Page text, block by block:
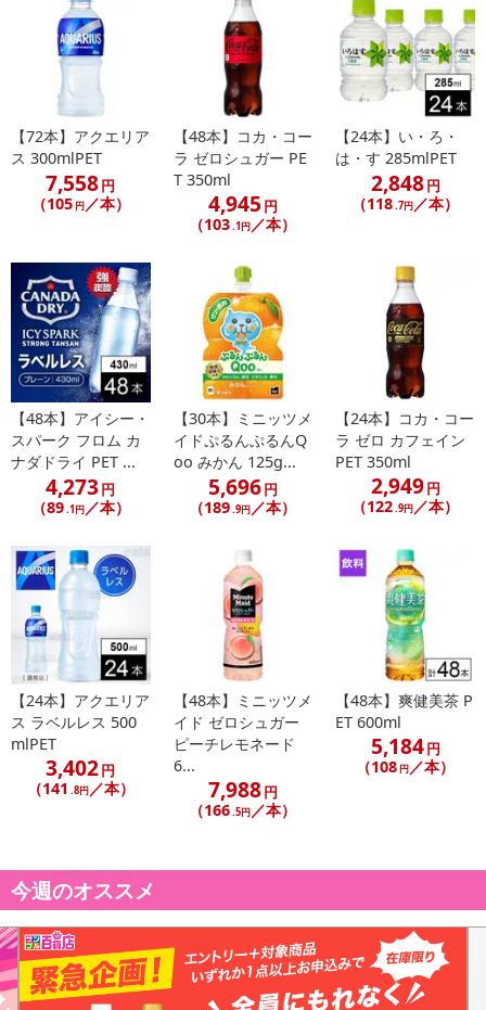
【72本】アクエリア
ス 300mlPET
7,558円
（105 円／本）
【48本】コカ・コー
ラ ゼロシュガー PE
T 350ml
4,945 円
（103.1円／本）
【24本】い・ろ・
は・す 285mlPET
2,848円
（118.7円／本）
【48本】アイシー・
スパーク フロム カ
ナダドライ PET ...
4,273円
（89.1円／本）
【30本】ミニッツメ
イドぷるんぷるんQ
oo みかん 125g...
5,696円
（189.9円 ／本）
【24本】コカ・コー
ラ ゼロ カフェイン
PET 350ml
2,949円
（122.9円 ／本）
【24本】アクエリア
ス ラベルレス 500
mlPET
3,402円
（141 .8円／本）
【48本】ミニッツメ
イド ゼロシュガー
ピーチレモネード
6...
7,988円
（166.5円／本）
【48本】爽健美茶 P
ET 600ml
5,184円
（108 円／本）
今週のオススメ